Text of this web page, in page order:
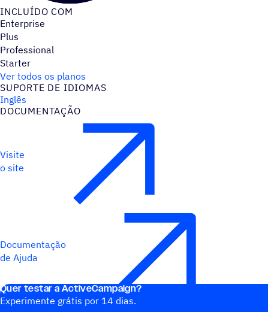
INCLUÍDO COM
Enterprise
Plus
Professional
Starter
Ver todos os planos
SUPORTE DE IDIOMAS
Inglês
DOCUMENTAÇÃO
Visite
o site
Documentação
de Ajuda
Quer testar a ActiveCampaign?
Experimente grátis por 14 dias.